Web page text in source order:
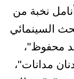
نخبة من
السينمائي
محفوظ"،
مدانات"،